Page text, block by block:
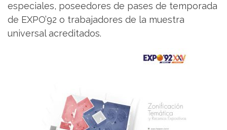
especiales, poseedores de pases de temporada
de EXPO’92 o trabajadores de la muestra
universal acreditados.